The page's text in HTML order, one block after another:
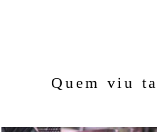
Quem viu